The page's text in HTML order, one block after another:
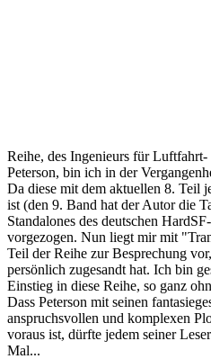
Reihe, des Ingenieurs für
Peterson, bin ich in der
Da diese mit dem aktuellen 8. Teil
ist (den 9. Band hat der Autor die
Standalones des deutschen
vorgezogen. Nun liegt mir mit
Teil der Reihe zur Besprechung
persönlich zugesandt hat. Ich bin
Einstieg in diese Reihe, so ganz
Dass Peterson mit seinen
anspruchsvollen und komplexen
voraus ist, dürfte jedem seiner
Mal...